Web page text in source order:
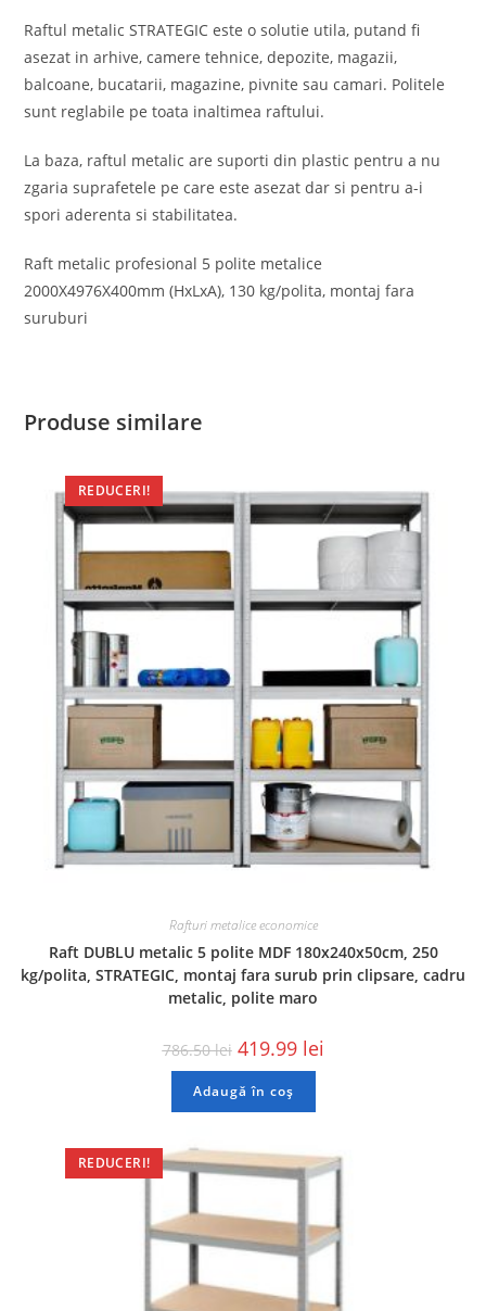
Raftul metalic STRATEGIC este o solutie utila, putand fi
asezat in arhive, camere tehnice, depozite, magazii,
balcoane, bucatarii, magazine, pivnite sau camari. Politele
sunt reglabile pe toata inaltimea raftului.
La baza, raftul metalic are suporti din plastic pentru a nu
zgaria suprafetele pe care este asezat dar si pentru a-i
spori aderenta si stabilitatea.
Raft metalic profesional 5 polite metalice
2000X4976X400mm (HxLxA), 130 kg/polita, montaj fara
suruburi
Produse similare
REDUCERI!
Rafturi metalice economice
Raft DUBLU metalic 5 polite MDF 180x240x50cm, 250
kg/polita, STRATEGIC, montaj fara surub prin clipsare, cadru
metalic, polite maro
786.50lei 419.99 lei
Adaugă în coș
REDUCERI!